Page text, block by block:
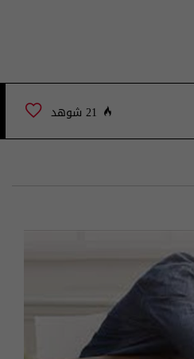
21 شوهد